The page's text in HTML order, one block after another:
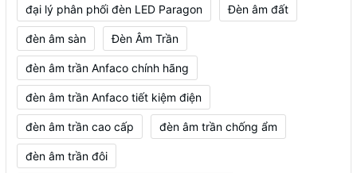
đại lý phân phối đèn LED Paragon Đèn âm đất
đèn âm sàn Đèn Âm Trần
đèn âm trần Anfaco chính hãng
đèn âm trần Anfaco tiết kiệm điện
đèn âm trần cao cấp đèn âm trần chống ẩm
đèn âm trần đôi